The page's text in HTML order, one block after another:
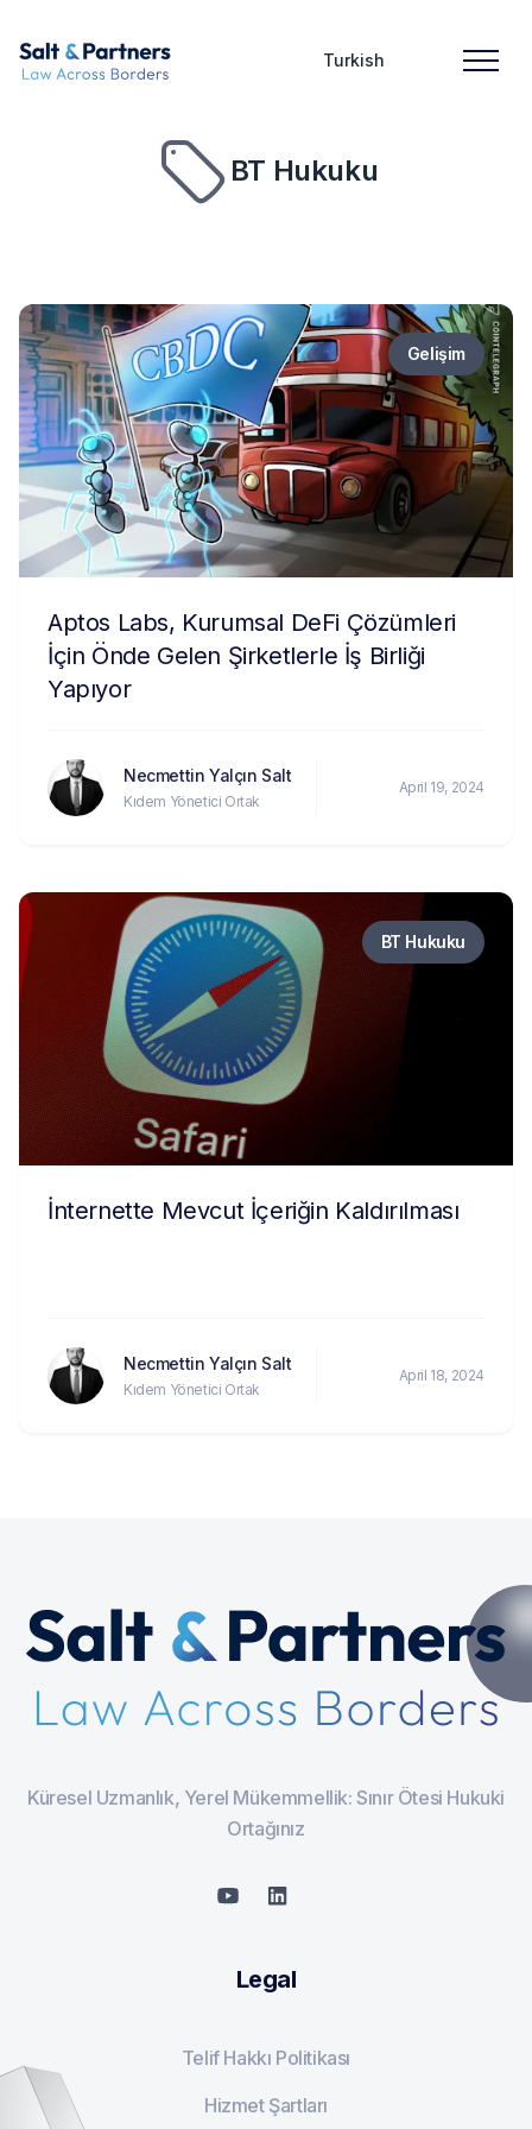
Turkish
BT Hukuku
Gelişim
Aptos Labs, Kurumsal DeFi Çözümleri
İçin Önde Gelen Şirketlerle İş Birliği
Yapıyor
Necmettin Yalçın Salt
Kıdem Yönetici Ortak
April 19, 2024
BT Hukuku
İnternette Mevcut İçeriğin Kaldırılması
Necmettin Yalçın Salt
Kıdem Yönetici Ortak
April 18, 2024
Küresel Uzmanlık, Yerel Mükemmellik: Sınır Ötesi Hukuki
Ortağınız
Legal
Telif Hakkı Politikası
Hizmet Şartları